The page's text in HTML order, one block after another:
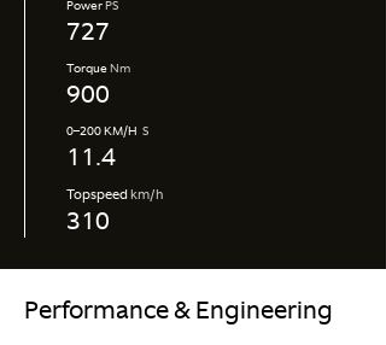
PowerPS
727
TorqueNm
900
0–200 KM/H S
11.4
Topspeedkm/h
310
Performance & Engineering